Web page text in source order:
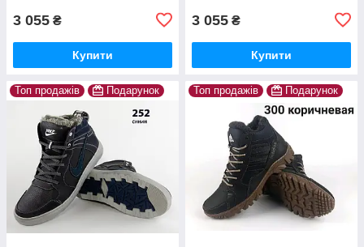
3 055 ₴
Купити
3 055 ₴
Купити
Топ продажів Подарунок Топ продажів Подарунок